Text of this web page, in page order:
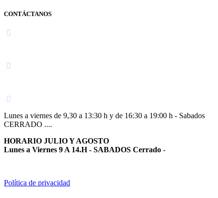
CONTÁCTANOS
Lunes a viernes de 9,30 a 13:30 h y de 16:30 a 19:00 h - Sabados
CERRADO ....
HORARIO JULIO Y AGOSTO
Lunes a Viernes 9 A 14.H - SABADOS Cerrado -
Política de privacidad